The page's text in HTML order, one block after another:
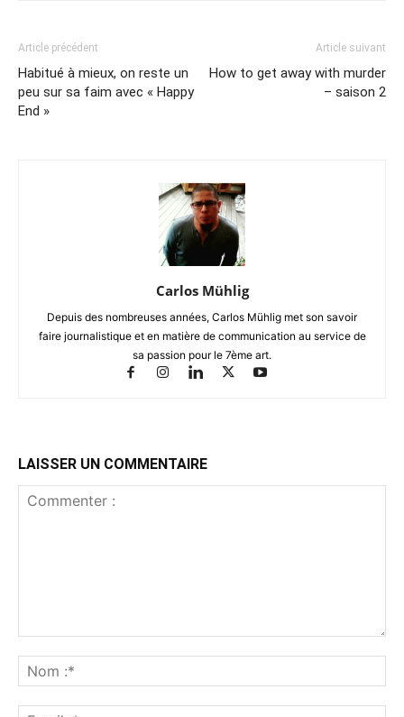
Article précédent
Habitué à mieux, on reste un
peu sur sa faim avec « Happy
End »
Article suivant
How to get away with murder
– saison 2
Carlos Mühlig
Depuis des nombreuses années, Carlos Mühlig met son savoir
faire journalistique et en matière de communication au service de
sa passion pour le 7ème art.
LAISSER UN COMMENTAIRE